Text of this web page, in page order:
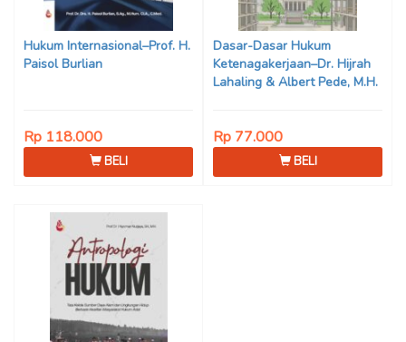
Hukum Internasional–Prof. H.
Paisol Burlian
Rp 118.000
BELI
Dasar-Dasar Hukum
Ketenagakerjaan–Dr. Hijrah
Lahaling & Albert Pede, M.H.
Rp 77.000
BELI